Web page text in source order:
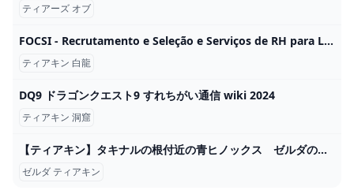
ティアーズ オブ
FOCSI - Recrutamento e Seleção e Serviços de RH para Londrina e Região
ティアキン 白龍
DQ9 ドラゴンクエスト9 すれちがい通信 wiki 2024
ティアキン 洞窟
【ティアキン】タキナルの根付近の青ヒノックス ゼルダの伝説ティアーズ オブ ザ キングダム #ゼルダの伝説 #ティアキン #zelda #shorts - YouTube
ゼルダ ティアキン